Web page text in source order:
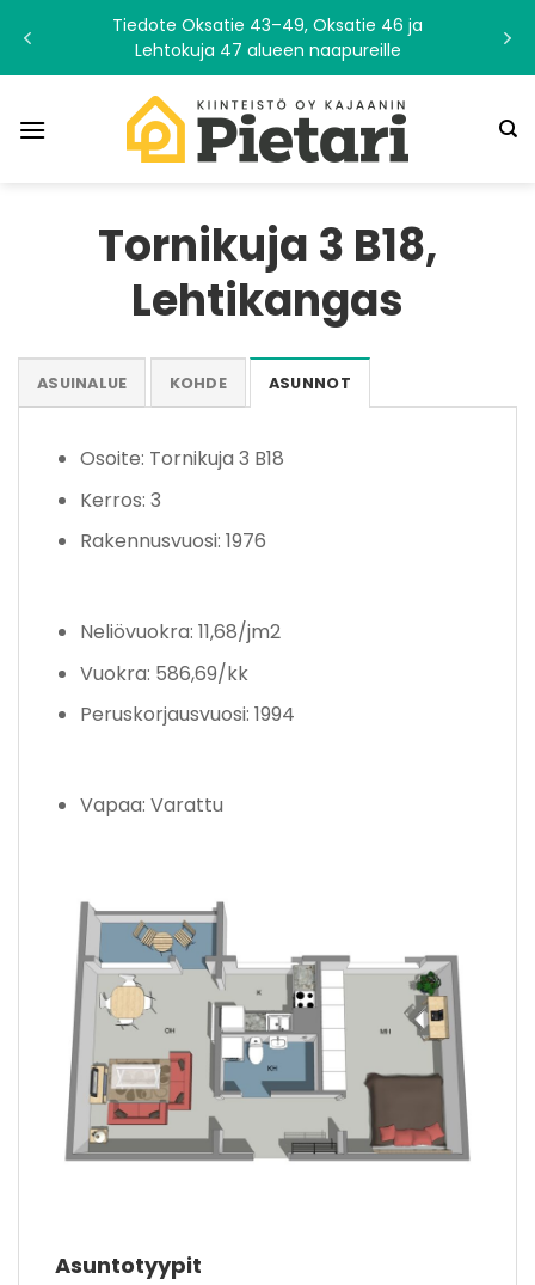
content
Tiedote Oksatie 43–49, Oksatie 46 ja
Lehtokuja 47 alueen naapureille
Tornikuja 3 B18,
Lehtikangas
ASUINALUE KOHDE ASUNNOT
Asuntotyypit
Osoite: Tornikuja 3 B18
Kerros: 3
Rakennusvuosi: 1976
Neliövuokra: 11,68/jm2
Vuokra: 586,69/kk
Peruskorjausvuosi: 1994
Vapaa: Varattu